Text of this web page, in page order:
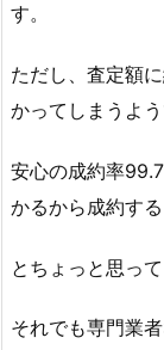
す。
ただし、査定額
かってしまうよう
安心の成約率
かるから成約す
とちょっと思っ
それでも専門業